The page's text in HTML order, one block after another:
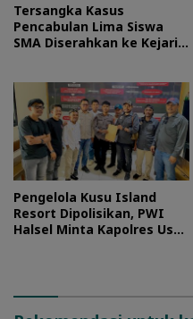
Tersangka Kasus
Pencabulan Lima Siswa
SMA Diserahkan ke Kejari
Pengelola Kusu Island
Resort Dipolisikan, PWI
Halsel Minta Kapolres Usut